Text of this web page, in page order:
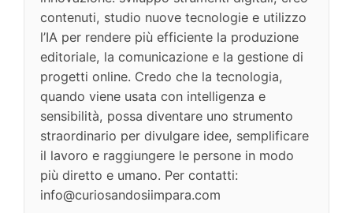
contenuti, studio nuove tecnologie e utilizzo
l’IA per rendere più efficiente la produzione
editoriale, la comunicazione e la gestione di
progetti online. Credo che la tecnologia,
quando viene usata con intelligenza e
sensibilità, possa diventare uno strumento
straordinario per divulgare idee, semplificare
il lavoro e raggiungere le persone in modo
più diretto e umano. Per contatti:
info@curiosandosiimpara.com